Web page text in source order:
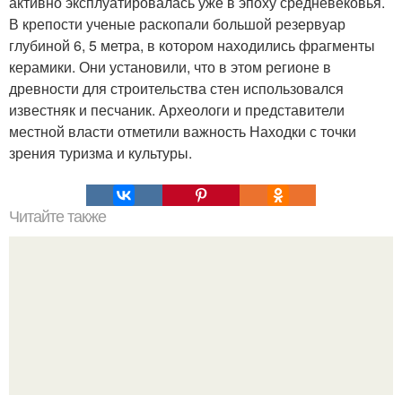
В крепости ученые раскопали большой резервуар
глубиной 6, 5 метра, в котором находились фрагменты
керамики. Они установили, что в этом регионе в
древности для строительства стен использовался
известняк и песчаник. Археологи и представители
местной власти отметили важность Находки с точки
зрения туризма и культуры.
Читайте также